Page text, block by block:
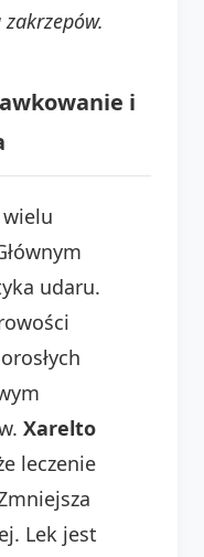
i
udaru.
Xarelto
leczenie
Lek jest